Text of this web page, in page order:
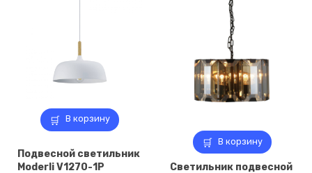
В корзину
Подвесной светильник
Moderli V1270-1P
В корзину
Светильник подвесной